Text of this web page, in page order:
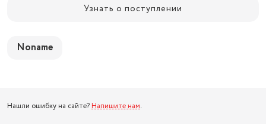
Узнать о поступлении
Noname
Нашли ошибку на сайте? Напишите нам.